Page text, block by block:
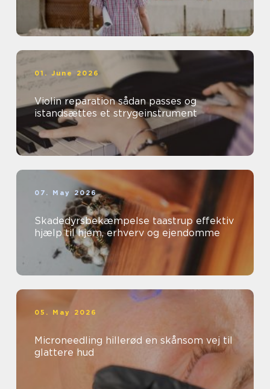
01. June 2026
Violin reparation sådan passes og
istandsættes et strygeinstrument
07. May 2026
Skadedyrsbekæmpelse taastrup effektiv
hjælp til hjem, erhverv og ejendomme
05. May 2026
Microneedling hillerød en skånsom vej til
glattere hud